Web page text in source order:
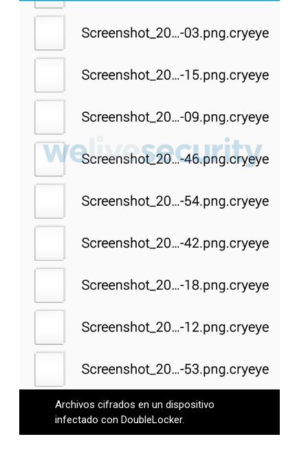
Archivos cifrados en un dispositivo
infectado con DoubleLocker.